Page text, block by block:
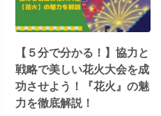
【５分で分かる！】協力と
戦略で美しい花火大会を成
功させよう！『花火』の魅
力を徹底解説！